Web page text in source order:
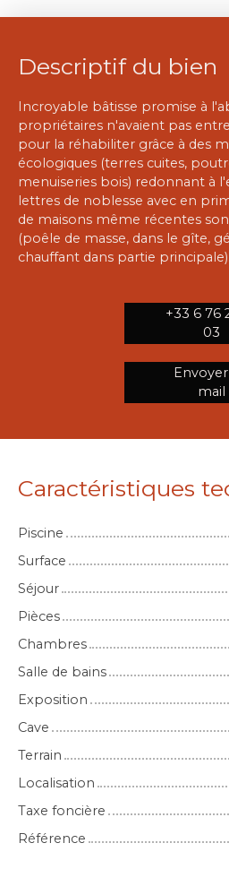
Descriptif du bien
Incroyable bâtisse promise à
propriétaires n'avaient pas
pour la réhabiliter grâce à des
écologiques (terres cuites,
menuiseries bois) redonnant à
lettres de noblesse avec en
de maisons même récentes
(poêle de masse, dans le gîte,
chauffant dans partie principale).
+33 6 76
03
mail
Caractéristiques
Piscine
Surface
Séjour
Pièces
Chambres
Salle de bains
Exposition
Cave
Terrain
Localisation
Taxe foncière
Référence